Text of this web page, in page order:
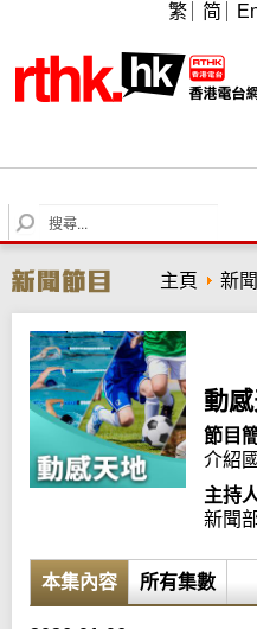
繁 简
S
e
r
c
h
主頁 新
動
節目
介紹
主持
新聞
本集內容 所有集數